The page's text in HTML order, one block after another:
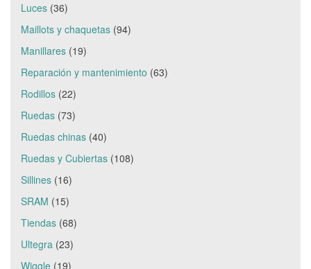
Luces (36)
Maillots y chaquetas (94)
Manillares (19)
Reparación y mantenimiento (63)
Rodillos (22)
Ruedas (73)
Ruedas chinas (40)
Ruedas y Cubiertas (108)
Sillines (16)
SRAM (15)
Tiendas (68)
Ultegra (23)
Wiggle (19)